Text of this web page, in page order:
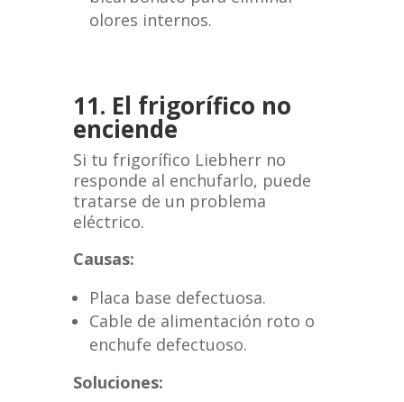
olores internos.
11. El frigorífico no
enciende
Si tu frigorífico Liebherr no
responde al enchufarlo, puede
tratarse de un problema
eléctrico.
Causas:
Placa base defectuosa.
Cable de alimentación roto o
enchufe defectuoso.
Soluciones: